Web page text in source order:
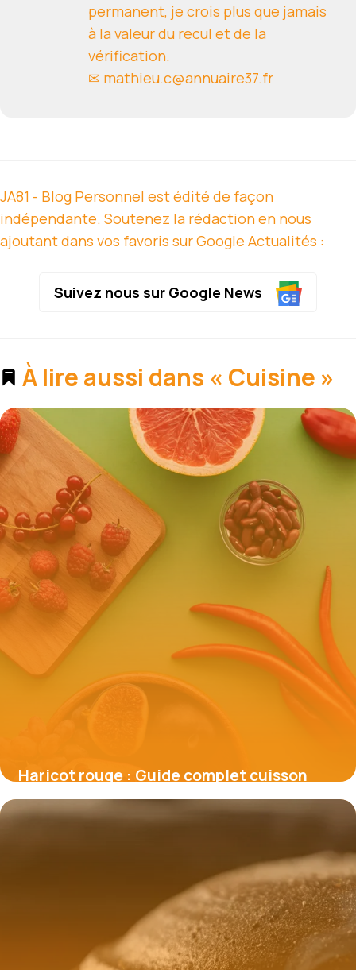
permanent, je crois plus que jamais
à la valeur du recul et de la
vérification.
✉ mathieu.c@annuaire37.fr
JA81 - Blog Personnel est édité de façon
indépendante. Soutenez la rédaction en nous
ajoutant dans vos favoris sur Google Actualités :
Suivez nous sur Google News
À lire aussi dans « Cuisine »
Haricot rouge : Guide complet cuisson
2026